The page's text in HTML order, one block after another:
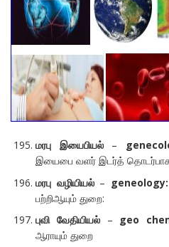
மரபு இயைபியல்–
இயைபை வளர் இடர்த் தொடர்பாக
மரபு வழியியல்–
பற்றிஆயும் துறை:
புவி வேதியியல்– geo
ஆராயும் துறை